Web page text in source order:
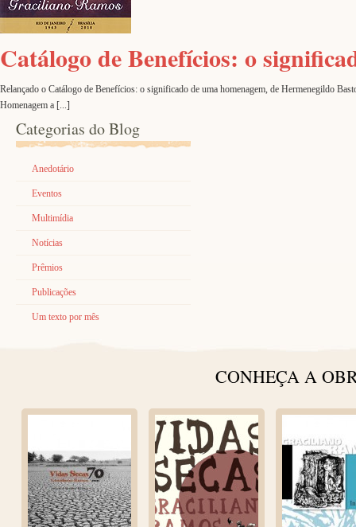
Catálogo de Benefícios: o
Relançado o Catálogo de Benefícios: o significado de uma homenagem, de Hermenegildo
Homenagem a [...]
Categorias do Blog
Anedotário
Eventos
Multimídia
Notícias
Prêmios
Publicações
Um texto por mês
CONHEÇA A